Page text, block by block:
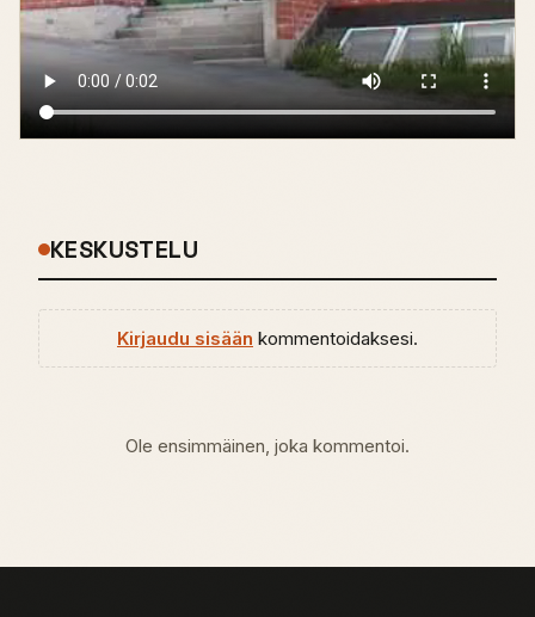
KESKUSTELU
Kirjaudu sisään kommentoidaksesi.
Ole ensimmäinen, joka kommentoi.